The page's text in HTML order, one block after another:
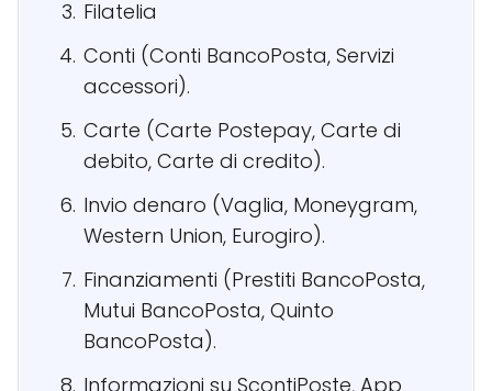
Filatelia
Conti (Conti BancoPosta, Servizi
accessori).
Carte (Carte Postepay, Carte di
debito, Carte di credito).
Invio denaro (Vaglia, Moneygram,
Western Union, Eurogiro).
Finanziamenti (Prestiti BancoPosta,
Mutui BancoPosta, Quinto
BancoPosta).
Informazioni su ScontiPoste, App